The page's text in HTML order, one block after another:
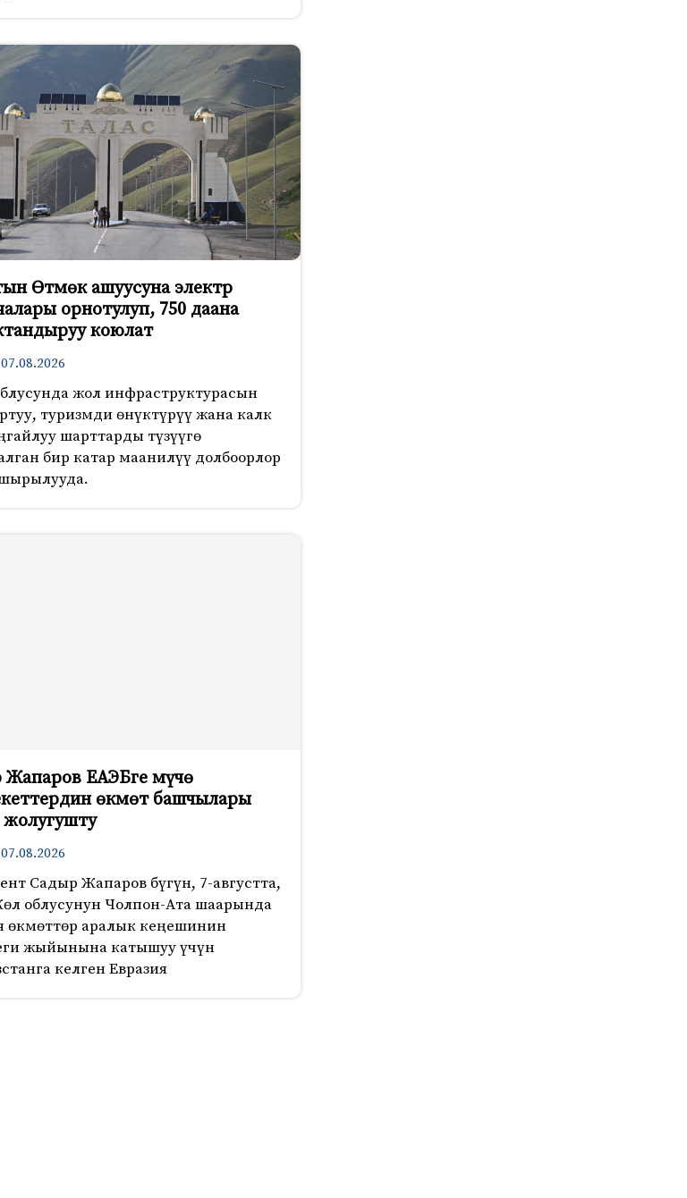
Өтмөк ашуусуна электр
орнотулуп, 750 даана
коюлат
жол инфраструктурасын
туризмди өнүктүрүү жана калк
шарттарды түзүүгө
бир катар маанилүү долбоорлор
ЕАЭБге мүчө
өкмөт башчылары
Садыр Жапаров бүгүн, 7-августта,
облусунун Чолпон-Ата шаарында
өкмөттөр аралык кеңешинин
жыйынына катышуу үчүн
келген Евразия